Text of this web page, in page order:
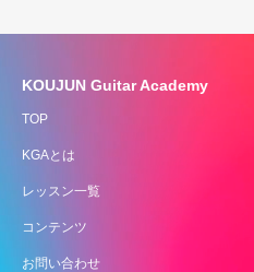
KOUJUN Guitar Academy
TOP
KGAとは
レッスン一覧
コンテンツ
お問い合わせ